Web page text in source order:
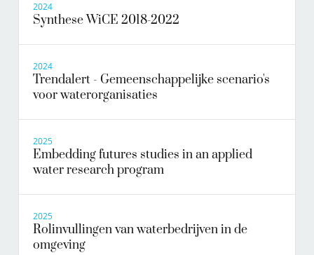
2024
Synthese WiCE 2018-2022
2024
Trendalert - Gemeenschappelijke scenario's
voor waterorganisaties
2025
Embedding futures studies in an applied
water research program
2025
Rolinvullingen van waterbedrijven in de
omgeving